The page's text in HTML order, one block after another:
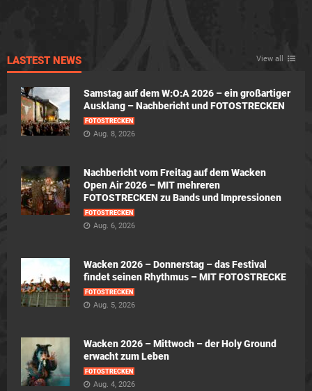
LASTEST NEWS View all
Samstag auf dem W:O:A 2026 – ein großartiger
Ausklang – Nachbericht und FOTOSTRECKEN
FOTOSTRECKEN
Aug. 8, 2026
Nachbericht vom Freitag auf dem Wacken
Open Air 2026 – MIT mehreren
FOTOSTRECKEN zu Bands und Impressionen
FOTOSTRECKEN
Aug. 6, 2026
Wacken 2026 – Donnerstag – das Festival
findet seinen Rhythmus – MIT FOTOSTRECKE
FOTOSTRECKEN
Aug. 5, 2026
Wacken 2026 – Mittwoch – der Holy Ground
erwacht zum Leben
FOTOSTRECKEN
Aug. 4, 2026